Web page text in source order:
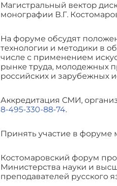
Магистральный вектор
монографии В.Г.
На форуме обсудят
технологии и методики в
числе с применением
рынке труда, молодежных
российских и зарубежных
Аккредитация СМИ,
8-495-330-88-74.
Принять участие в
Костомаровский форум
Министерства науки и
преподавателей русского